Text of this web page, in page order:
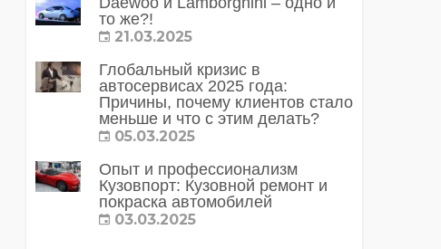
то же?!
21.03.2025
Глобальный кризис в
автосервисах 2025 года:
Причины, почему клиентов стало
меньше и что с этим делать?
05.03.2025
Опыт и профессионализм
Кузовпорт: Кузовной ремонт и
покраска автомобилей
03.03.2025